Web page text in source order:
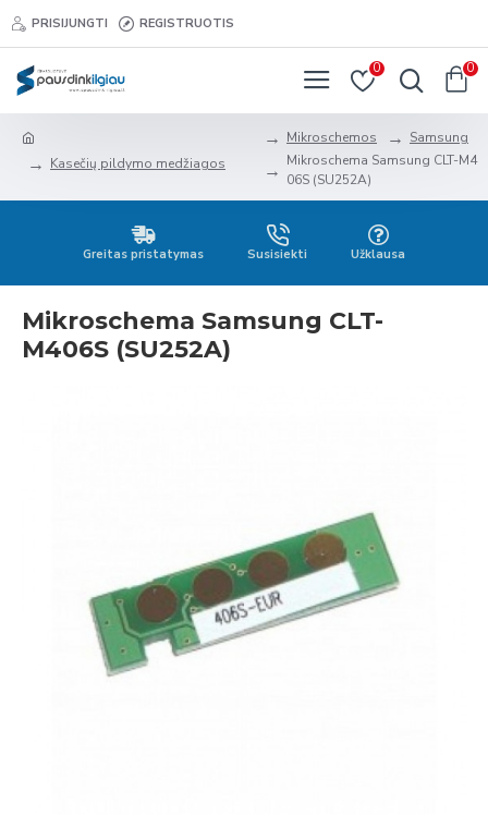
PRISIJUNGTI REGISTRUOTIS
0 0
Kasečių pildymo medžiagos
Mikroschemos
Samsung
Mikroschema Samsung CLT-M4
06S (SU252A)
Greitas pristatymas Susisiekti Užklausa
Mikroschema Samsung CLT-
M406S (SU252A)